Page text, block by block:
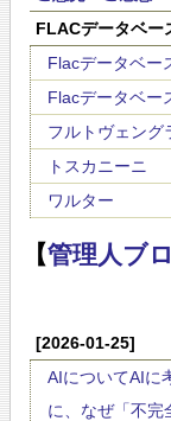
FLACデータベー
Flacデータベー
Flacデータベー
フルトヴェング
トスカニーニ
ワルター
【管理人ブ
[2026-01-25]
AIについてAIに
に、なぜ「不完